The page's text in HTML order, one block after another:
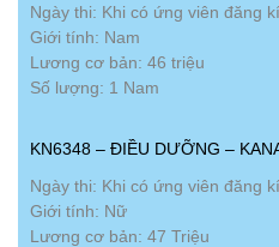
Ngày thi: Khi có ứng viên đăng kí
Giới tính: Nam
Lương cơ bản: 46 triệu
Số lượng: 1 Nam
KN6348 – ĐIỀU DƯỠNG –
Ngày thi: Khi có ứng viên đăng kí
Giới tính: Nữ
Lương cơ bản: 47 Triệu